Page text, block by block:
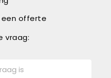
een offerte
vraag: